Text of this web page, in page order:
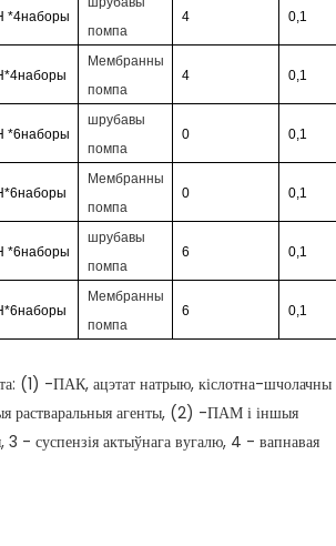
*4наборы
помпа
4 0,1
наборы
Мембранны
помпа
4 0,1
*6наборы
шрубавы
помпа
0 0,1
наборы
Мембранны
помпа
0 0,1
*6наборы
шрубавы
помпа
6 0,1
наборы
Мембранны
помпа
6 0,1
(1) -ПАК, ацэтат натрыю, кіслотна-шчолачны
растваральныя агенты, (2) -ПАМ і іншыя
3 - суспензія актыўнага вугалю, 4 - вапнавая